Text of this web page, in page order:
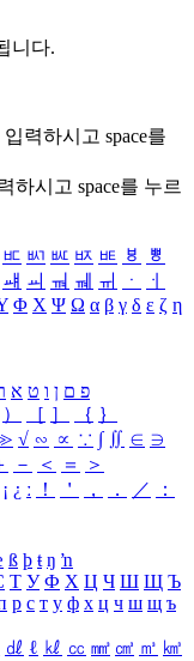
니다.
입력하시고 space를
하시고 space를 누르
ㅳ ㅴ ㅵ ㅶ ㅷ ㅸ
ㅹ
ㆈ ㆉ ㆊ ㆋ ㆌ ㆍ
ㆎ
Φ Χ Ψ Ω α β γ δ ε ζ η
פ ם ן ו ט א
） ［ ］ ｛ ｝
√ ∽ ∝ ∵ ∫ ∬ ∈ ∋
－ ＜ ＝
＞
¡ ¿ ː ！ ＇ ， ． ／
：
ß þ ŧ ŋ ŉ
Т У Ф Х Ц Ч Ш Щ Ъ
р с т у ф х ц ч ш щ ъ
㎗ ℓ ㎘ ㏄ ㎣ ㎤ ㎥ ㎦